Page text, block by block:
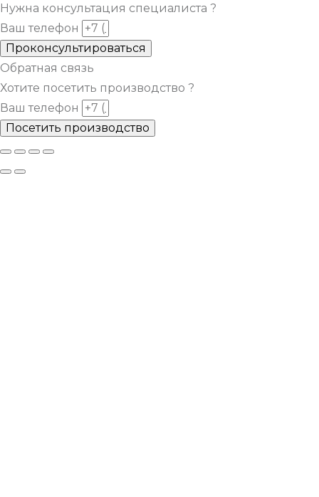
Нужна консультация специалиста ?
Ваш телефон
Проконсультироваться
Обратная связь
Хотите посетить производство ?
Ваш телефон
Посетить производство